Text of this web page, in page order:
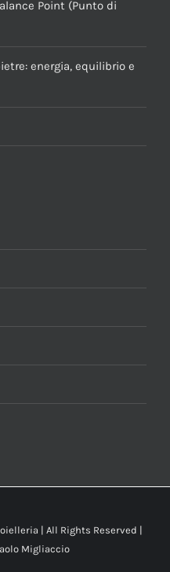
Point (Punto di
energia, equilibrio e
| All Rights Reserved |
Migliaccio